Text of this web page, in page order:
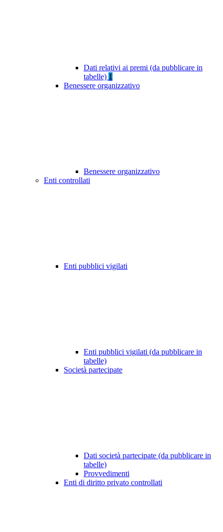
Dati relativi ai premi (da pubblicare in
tabelle) 1
Benessere organizzativo
Benessere organizzativo
Enti controllati
Enti pubblici vigilati
Enti pubblici vigilati (da pubblicare in
tabelle)
Società partecipate
Dati società partecipate (da pubblicare in
tabelle)
Provvedimenti
Enti di diritto privato controllati